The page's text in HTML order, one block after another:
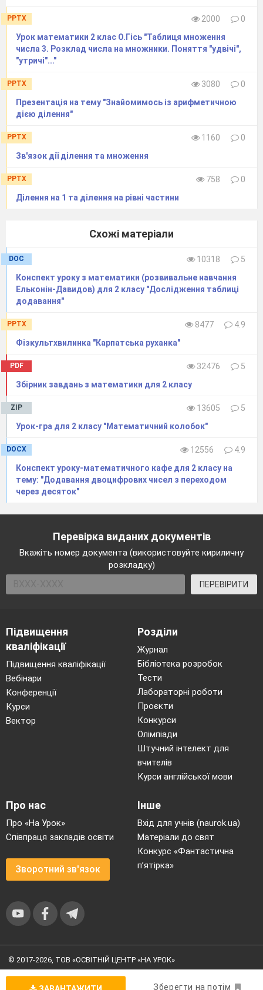
PPTX 2000
0
Урок математики 2 клас О.Гісь "Таблиця множення
числа 3. Розклад числа на множники. Поняття "удвічі",
"утричі"..."
PPTX 3080
0
Презентація на тему "Знайомимось із арифметичною
дією ділення"
PPTX 1160
0
Зв'язок дії ділення та множення
PPTX 758
0
Ділення на 1 та ділення на рівні частини
Схожі матеріали
DOC 10318
5
Конспект уроку з математики (розвивальне навчання
Ельконін-Давидов) для 2 класу "Дослідження таблиці
додавання"
PPTX 8477
4.9
Фізкультхвилинка "Карпатська руханка"
PDF 32476
5
Збірник завдань з математики для 2 класу
ZIP 13605
5
Урок-гра для 2 класу "Математичний колобок"
DOCX 12556
4.9
Конспект уроку-математичного кафе для 2 класу на
тему: "Додавання двоцифрових чисел з переходом
через десяток"
Зберегти на потім
Перевірка виданих документів
Вкажіть номер документа (використовуйте кириличну
розкладку)
ПЕРЕВІРИТИ
Підвищення
кваліфікації
Підвищення кваліфікації
Вебінари
Конференції
Курси
Вектор
Розділи
Журнал
Бібліотека розробок
Тести
Лабораторні роботи
Проєкти
Конкурси
Олімпіади
Штучний інтелект для
вчителів
Курси англійської мови
Про нас
Про «На Урок»
Співпраця закладів освіти
Зворотний зв'язок
Інше
Вхід для учнів (naurok.ua)
Матеріали до свят
Конкурс «Фантастична
п’ятірка»
© 2017-2026, ТОВ «ОСВІТНІЙ ЦЕНТР «НА УРОК»
конфіденційності